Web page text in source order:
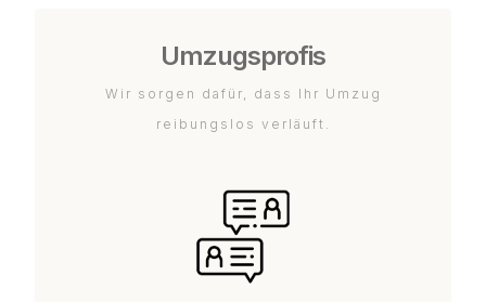
Umzugsprofis
Wir sorgen dafür, dass Ihr Umzug
reibungslos verläuft.